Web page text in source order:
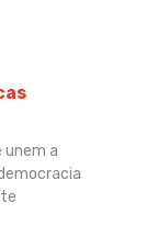
unem a